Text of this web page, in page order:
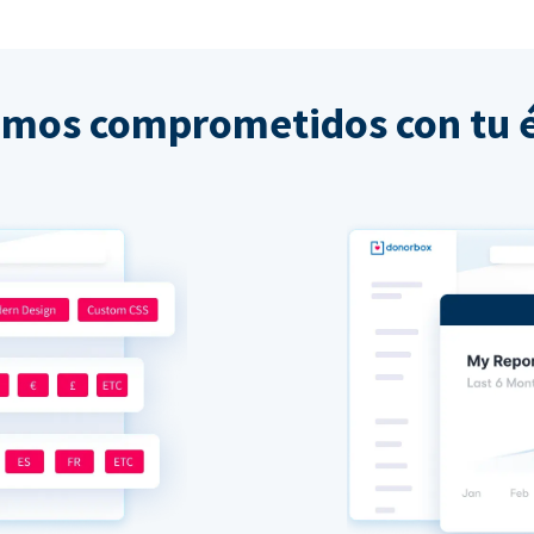
comprometidos con tu